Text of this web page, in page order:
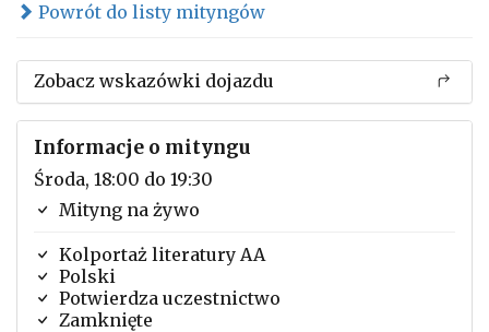
Powrót do listy mityngów
Zobacz wskazówki dojazdu
Informacje o mityngu
Środa, 18:00 do 19:30
Mityng na żywo
Kolportaż literatury AA
Polski
Potwierdza uczestnictwo
Zamknięte